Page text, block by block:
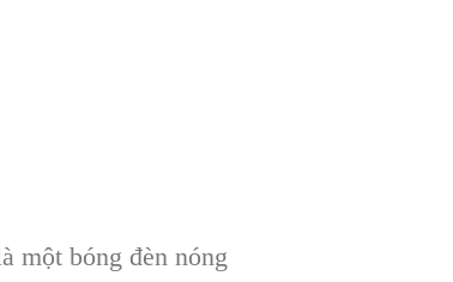
một bóng đèn nóng